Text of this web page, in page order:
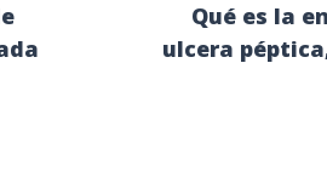
Qué es la
ulcera